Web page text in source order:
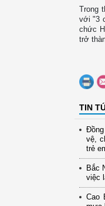
Trong
với "3
chức
trở
TIN
Đồng
vệ,
trẻ
Bắc
việc
Cao